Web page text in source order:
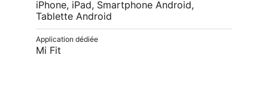
iPhone, iPad, Smartphone Android,
Tablette Android
Application dédiée
Mi Fit